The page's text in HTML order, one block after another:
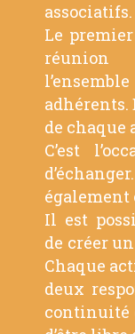
associatifs.
Le
réunion
de chaque
C’est
également
Il est
de créer
Chaque
deux
continuité